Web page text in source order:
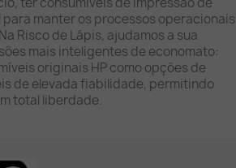
manter os processos operacionais
Risco de Lápis, ajudamos a sua
mais inteligentes de economato:
originais HP como opções de
de elevada fiabilidade, permitindo
total liberdade.